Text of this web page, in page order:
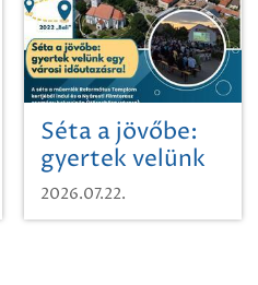
Séta a jövőbe:
gyertek velünk
egy városi
időutazásra!
2026.07.22.